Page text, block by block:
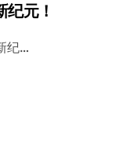
元！
纪…